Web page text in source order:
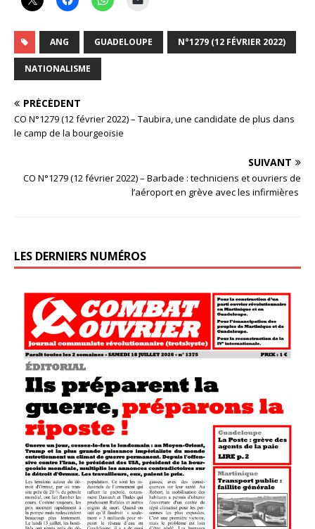
ANG GUADELOUPE N°1279 (12 FÉVRIER 2022)
NATIONALISME
PRÉCÉDENT
CO N°1279 (12 février 2022) – Taubira, une candidate de plus dans
le camp de la bourgeoisie
SUIVANT
CO N°1279 (12 février 2022) – Barbade : techniciens et ouvriers de
l’aéroport en grève avec les infirmières
LES DERNIERS NUMÉROS